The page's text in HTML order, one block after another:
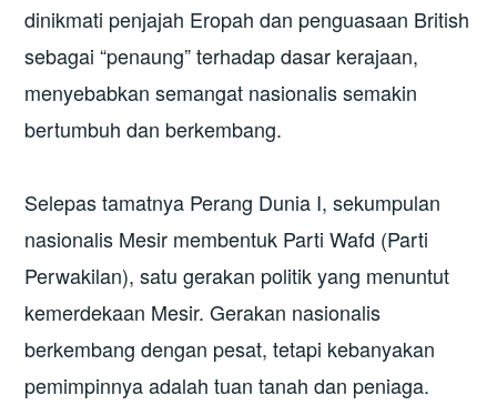
dinikmati penjajah Eropah dan penguasaan British
sebagai “penaung” terhadap dasar kerajaan,
menyebabkan semangat nasionalis semakin
bertumbuh dan berkembang.
Selepas tamatnya Perang Dunia I, sekumpulan
nasionalis Mesir membentuk Parti Wafd (Parti
Perwakilan), satu gerakan politik yang menuntut
kemerdekaan Mesir. Gerakan nasionalis
berkembang dengan pesat, tetapi kebanyakan
pemimpinnya adalah tuan tanah dan peniaga.